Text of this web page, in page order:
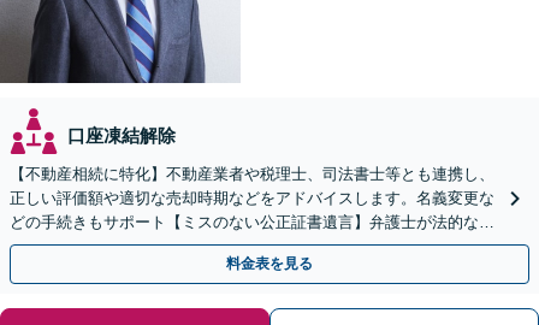
口座凍結解除
【不動産相続に特化】不動産業者や税理士、司法書士等とも連携し、
正しい評価額や適切な売却時期などをアドバイスします。名義変更な
どの手続きもサポート【ミスのない公正証書遺言】弁護士が法的な観
点から遺言書を作成します。
料金表を見る